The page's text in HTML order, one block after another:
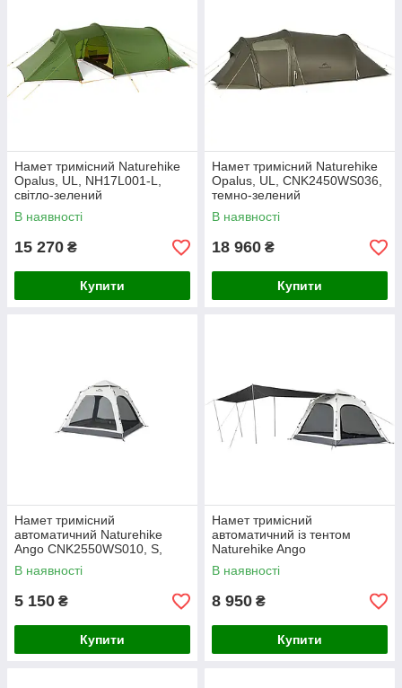
Намет тримісний Naturehike
Opalus, UL, NH17L001-L,
світло-зелений
В наявності
15 270 ₴
Купити
Намет тримісний Naturehike
Opalus, UL, CNK2450WS036,
темно-зелений
В наявності
18 960 ₴
Купити
Намет тримісний
автоматичний Naturehike
Ango CNK2550WS010, S,
сірий
В наявності
5 150 ₴
Купити
Намет тримісний
автоматичний із тентом
Naturehike Ango
CNK2550WS010, L, сірий
В наявності
8 950 ₴
Купити